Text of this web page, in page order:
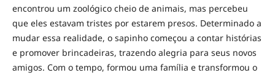
encontrou um zoológico cheio de animais, mas percebeu
que eles estavam tristes por estarem presos. Determinado a
mudar essa realidade, o sapinho começou a contar histórias
e promover brincadeiras, trazendo alegria para seus novos
amigos. Com o tempo, formou uma família e transformou o